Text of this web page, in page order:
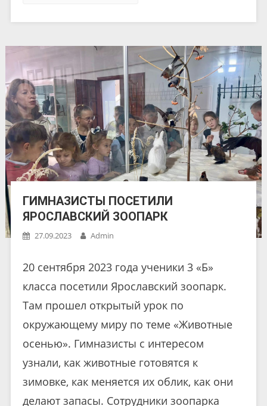
ГИМНАЗИСТЫ ПОСЕТИЛИ
ЯРОСЛАВСКИЙ ЗООПАРК
27.09.2023 Admin
20 сентября 2023 года ученики 3 «Б»
класса посетили Ярославский зоопарк.
Там прошел открытый урок по
окружающему миру по теме «Животные
осенью». Гимназисты с интересом
узнали, как животные готовятся к
зимовке, как меняется их облик, как они
делают запасы. Сотрудники зоопарка